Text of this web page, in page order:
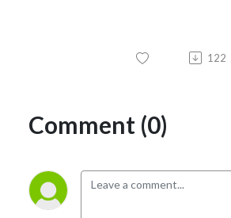
122
Comment (0)